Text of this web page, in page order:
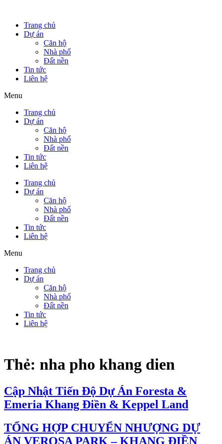
Trang chủ
Dự án
Căn hộ
Nhà phố
Đất nền
Tin tức
Liên hệ
Menu
Trang chủ
Dự án
Căn hộ
Nhà phố
Đất nền
Tin tức
Liên hệ
Trang chủ
Dự án
Căn hộ
Nhà phố
Đất nền
Tin tức
Liên hệ
Menu
Trang chủ
Dự án
Căn hộ
Nhà phố
Đất nền
Tin tức
Liên hệ
Thẻ: nha pho khang dien
Cập Nhật Tiến Độ Dự Án Foresta &
Emeria Khang Điền & Keppel Land
TỔNG HỢP CHUYỂN NHƯỢNG DỰ
ÁN VEROSA PARK – KHANG ĐIỀN